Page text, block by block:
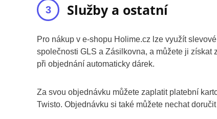
Služby a ostatní
Pro nákup v e-shopu Holime.cz lze využít
společnosti GLS a Zásilkovna, a můžete ji získat
při objednání automaticky dárek.
Za svou objednávku můžete zaplatit platební
Twisto. Objednávku si také můžete nechat